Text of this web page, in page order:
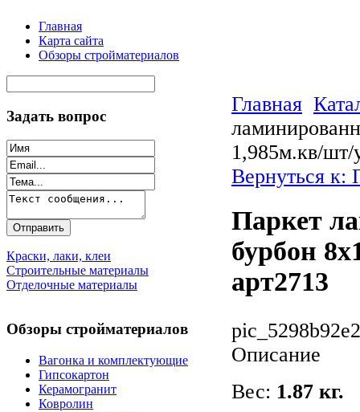
Главная
Карта сайта
Обзоры стройматериалов
Задать вопрос
Краски, лаки, клеи
Строительные материалы
Отделочные материалы
Обзоры стройматериалов
Вагонка и комплектующие
Гипсокартон
Керамогранит
Ковролин
Главная
1,985м.кв/шт/
Вернуться к:
Паркет
бурбон
арт2713
Описание
Вес: 1.87 кг.